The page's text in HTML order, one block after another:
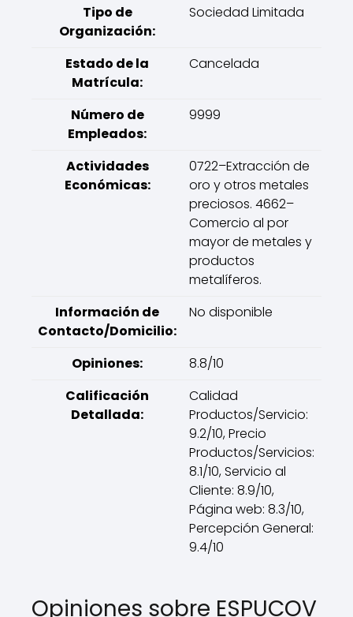
Tipo de
Organización:
Sociedad Limitada
Estado de la
Matrícula:
Cancelada
Número de
Empleados:
9999
Actividades
Económicas:
0722–Extracción de
oro y otros metales
preciosos. 4662–
Comercio al por
mayor de metales y
productos
metalíferos.
Información de
Contacto/Domicilio:
No disponible
Opiniones:
8.8/10
Calificación
Detallada:
Calidad
Productos/Servicio:
9.2/10, Precio
Productos/Servicios:
8.1/10, Servicio al
Cliente: 8.9/10,
Página web: 8.3/10,
Percepción General:
9.4/10
Opiniones sobre ESPUCOV